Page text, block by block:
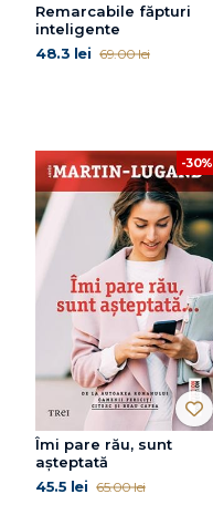
Remarcabile făpturi
inteligente
48.3 lei 69.00 lei
-30%
Îmi pare rău, sunt
așteptată
45.5 lei 65.00 lei